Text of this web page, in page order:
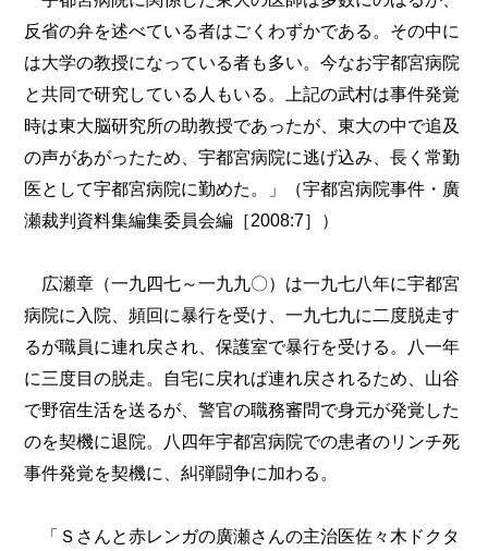
反省の弁を述べている者はごくわずかである。その中に
は大学の教授になっている者も多い。今なお宇都宮病院
と共同で研究している人もいる。上記の武村は事件発覚
時は東大脳研究所の助教授であったが、東大の中で追及
の声があがったため、宇都宮病院に逃げ込み、長く常勤
医として宇都宮病院に勤めた。」（宇都宮病院事件・廣
瀬裁判資料集編集委員会編［2008:7］）
広瀬章（一九四七～一九九〇）は一九七八年に宇都宮
病院に入院、頻回に暴行を受け、一九七九に二度脱走す
るが職員に連れ戻され、保護室で暴行を受ける。八一年
に三度目の脱走。自宅に戻れば連れ戻されるため、山谷
で野宿生活を送るが、警官の職務審問で身元が発覚した
のを契機に退院。八四年宇都宮病院での患者のリンチ死
事件発覚を契機に、糾弾闘争に加わる。
「Ｓさんと赤レンガの廣瀬さんの主治医佐々木ドクタ